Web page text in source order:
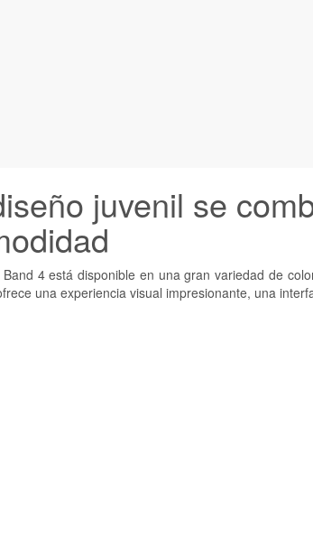
juvenil se
Band 4 está disponible en una gran variedad de
una experiencia visual impresionante, una